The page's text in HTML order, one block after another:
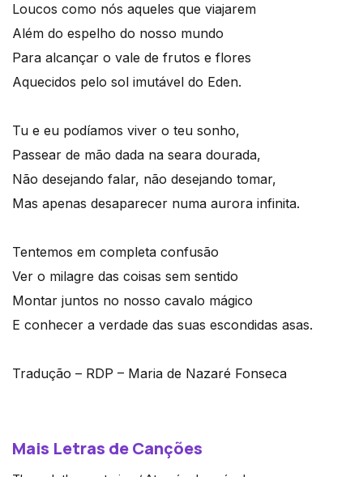
Loucos como nós aqueles que viajarem
Além do espelho do nosso mundo
Para alcançar o vale de frutos e flores
Aquecidos pelo sol imutável do Eden.
Tu e eu podíamos viver o teu sonho,
Passear de mão dada na seara dourada,
Não desejando falar, não desejando tomar,
Mas apenas desaparecer numa aurora infinita.
Tentemos em completa confusão
Ver o milagre das coisas sem sentido
Montar juntos no nosso cavalo mágico
E conhecer a verdade das suas escondidas asas.
Tradução – RDP – Maria de Nazaré Fonseca
Mais Letras de Canções